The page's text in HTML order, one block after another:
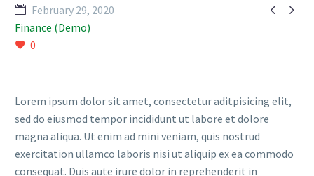
 
February 29, 2020
Finance (Demo)
0
Lorem ipsum dolor sit amet, consectetur aditpisicing elit,
sed do eiusmod tempor incididunt ut labore et dolore
magna aliqua. Ut enim ad mini veniam, quis nostrud
exercitation ullamco laboris nisi ut aliquip ex ea commodo
consequat. Duis aute irure dolor in reprehenderit in